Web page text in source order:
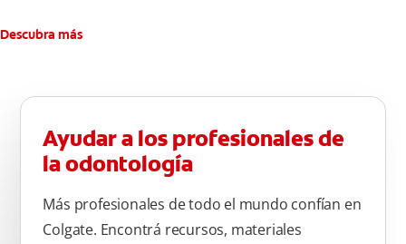
Cepíllese adecuadamente los dientes después de cada
Descubra más
Ayudar a los profesionales de
la odontología
Más profesionales de todo el mundo confían en
Colgate. Encontrá recursos, materiales